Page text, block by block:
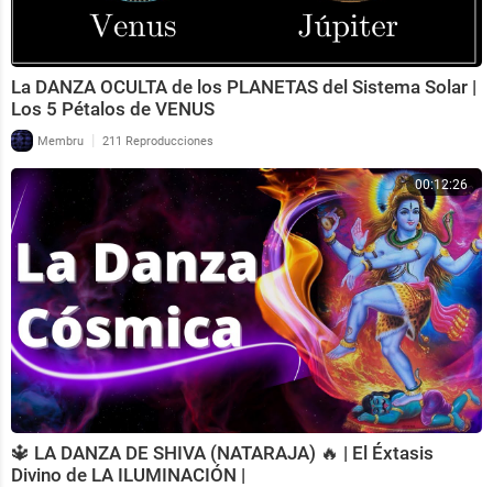
La DANZA OCULTA de los PLANETAS del Sistema Solar |
Los 5 Pétalos de VENUS
Membru | 211 Reproducciones
00:12:26
🔱 LA DANZA DE SHIVA (NATARAJA) 🔥 | El Éxtasis
Divino de LA ILUMINACIÓN |